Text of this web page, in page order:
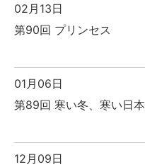
02月13日
第90回 プリンセス
01月06日
第89回 寒い冬、寒い日本
12月09日